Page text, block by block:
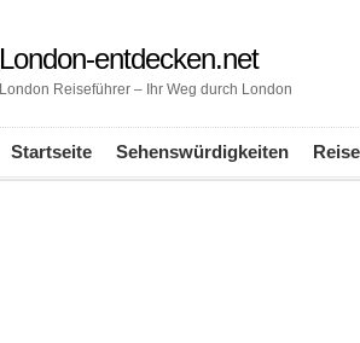
London-entdecken.net
London Reiseführer – Ihr Weg durch London
Startseite Sehenswürdigkeiten Reise